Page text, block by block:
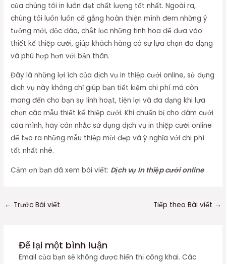
của chúng tôi in luôn đạt chất lượng tốt nhất. Ngoài ra,
chúng tôi luôn luôn cố gắng hoàn thiện mình đem những ý
tưởng mới, độc đáo, chắt lọc những tinh hoa để đưa vào
thiết kế thiệp cưới, giúp khách hàng có sự lựa chọn đa dạng
và phù hợp hơn với bản thân.
Đây là những lợi ích của dịch vụ in thiệp cưới online, sử dụng
dịch vụ này không chỉ giúp bạn tiết kiệm chi phí mà còn
mang đến cho bạn sự linh hoạt, tiện lợi và đa dạng khi lựa
chọn các mẫu thiết kế thiệp cưới. Khi chuẩn bị cho đám cưới
của mình, hãy cân nhắc sử dụng dịch vụ in thiệp cưới online
để tạo ra những mẫu thiệp mời đẹp và ý nghĩa với chi phí
tốt nhất nhé.
Cảm ơn bạn đã xem bài viết: Dịch vụ In thiệp cưới online
← Trước Bài viết Tiếp theo Bài viết →
Để lại một bình luận
Email của bạn sẽ không được hiển thị công khai. Các